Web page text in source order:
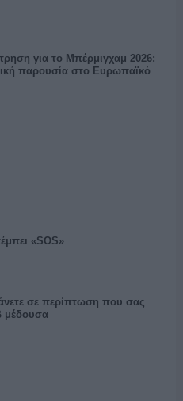
για το Μπέρμιγχαμ 2026:
παρουσία στο Ευρωπαϊκό
«SOS»
σε περίπτωση που σας
μέδουσα